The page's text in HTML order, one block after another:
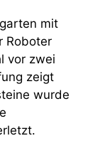
mit
Roboter
vor zwei
zeigt
wurde